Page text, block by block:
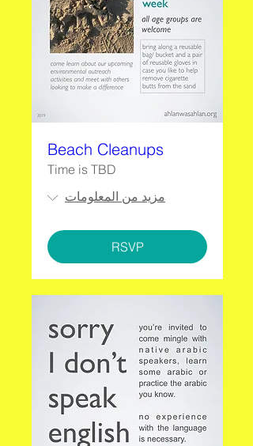
Beach Cleanups
Time is TBD
مزيد من المعلومات
RSVP